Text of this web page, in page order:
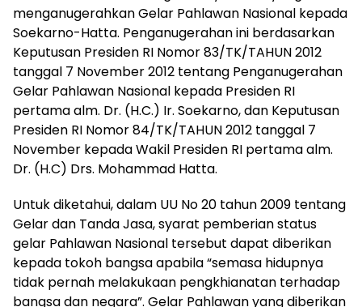
menganugerahkan Gelar Pahlawan Nasional kepada
Soekarno-Hatta. Penganugerahan ini berdasarkan
Keputusan Presiden RI Nomor 83/TK/TAHUN 2012
tanggal 7 November 2012 tentang Penganugerahan
Gelar Pahlawan Nasional kepada Presiden RI
pertama alm. Dr. (H.C.) Ir. Soekarno, dan Keputusan
Presiden RI Nomor 84/TK/TAHUN 2012 tanggal 7
November kepada Wakil Presiden RI pertama alm.
Dr. (H.C) Drs. Mohammad Hatta.
Untuk diketahui, dalam UU No 20 tahun 2009 tentang
Gelar dan Tanda Jasa, syarat pemberian status
gelar Pahlawan Nasional tersebut dapat diberikan
kepada tokoh bangsa apabila “semasa hidupnya
tidak pernah melakukaan pengkhianatan terhadap
bangsa dan negara”. Gelar Pahlawan yang diberikan